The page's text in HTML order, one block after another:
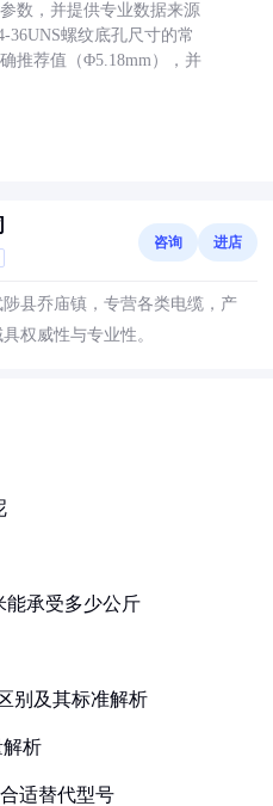
数，并提供专业数据来源
36UNS螺纹底孔尺寸的常
推荐值（Φ5.18mm），并
咨询 进店
县乔庙镇，专营各类电缆，产
权威性与专业性。
能承受多少公斤
别及其标准解析
解析
适替代型号